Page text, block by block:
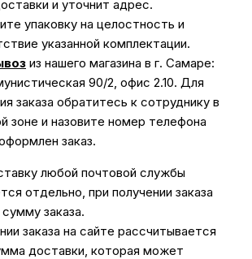
и уточнит адрес.
упаковку на целостность и
указанной комплектации.
из нашего магазина в г. Самаре:
90/2, офис 2.10. Для
заказа обратитесь к сотруднику в
зоне и назовите номер телефона
заказ.
любой почтовой службы
отдельно, при получении заказа
заказа.
заказа на сайте рассчитывается
доставки, которая может